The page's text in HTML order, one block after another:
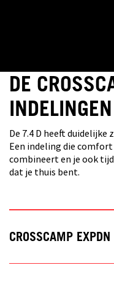
DE
INDELINGEN
De 7.4 D heeft
Een indeling die
combineert en je ook
dat je thuis bent.
CROSSCAMP